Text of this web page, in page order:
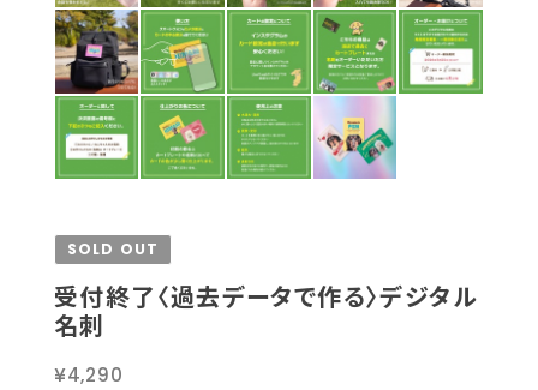
SOLD OUT
受付終了〈過去データで作る〉デジタル
名刺
¥4,290